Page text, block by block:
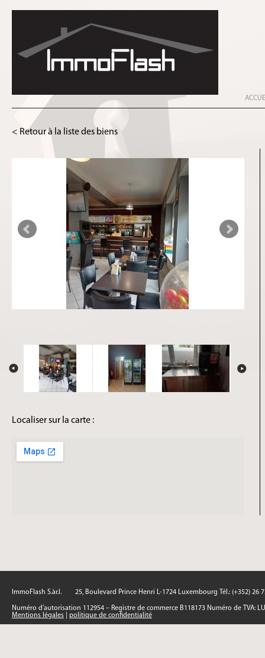
< Retour à la liste des biens
Localiser sur la carte :
ImmoFlash S.àr.l. 25, Boulevard Prince Henri L-1724 Luxembourg Tél.: (+352) 26
Numéro d’autorisation 112954 – Registre de commerce B118173 Numéro de TVA:
Mentions légales
politique de confidentialité